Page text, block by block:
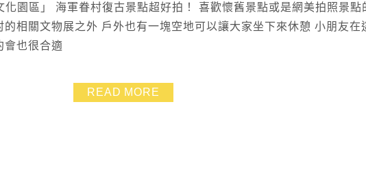
園區」 海軍眷村復古景點超好拍！ 喜歡懷舊景點或是網美拍照景點
相關文物展之外 戶外也有一塊空地可以讓大家坐下來休憩 小朋友在
會也很合適
READ MORE